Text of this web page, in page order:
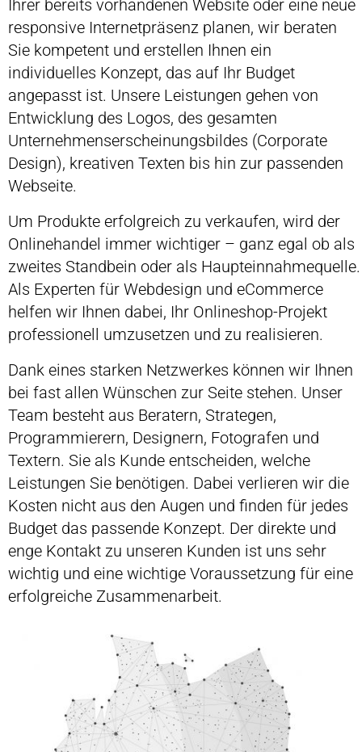
Ihrer bereits vorhandenen Website oder eine neue
responsive Internetpräsenz planen, wir beraten
Sie kompetent und erstellen Ihnen ein
individuelles Konzept, das auf Ihr Budget
angepasst ist. Unsere Leistungen gehen von
Entwicklung des Logos, des gesamten
Unternehmenserscheinungsbildes (Corporate
Design), kreativen Texten bis hin zur passenden
Webseite.
Um Produkte erfolgreich zu verkaufen, wird der
Onlinehandel immer wichtiger – ganz egal ob als
zweites Standbein oder als Haupteinnahmequelle.
Als Experten für Webdesign und eCommerce
helfen wir Ihnen dabei, Ihr Onlineshop-Projekt
professionell umzusetzen und zu realisieren.
Dank eines starken Netzwerkes können wir Ihnen
bei fast allen Wünschen zur Seite stehen. Unser
Team besteht aus Beratern, Strategen,
Programmierern, Designern, Fotografen und
Textern. Sie als Kunde entscheiden, welche
Leistungen Sie benötigen. Dabei verlieren wir die
Kosten nicht aus den Augen und finden für jedes
Budget das passende Konzept. Der direkte und
enge Kontakt zu unseren Kunden ist uns sehr
wichtig und eine wichtige Voraussetzung für eine
erfolgreiche Zusammenarbeit.